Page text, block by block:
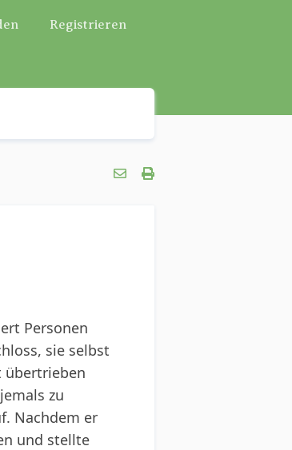
Registrieren
Personen
sie selbst
übertrieben
zu
Nachdem er
und stellte